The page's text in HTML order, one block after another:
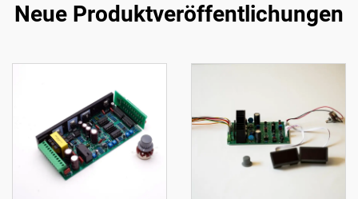
Neue Produktveröffentlichungen